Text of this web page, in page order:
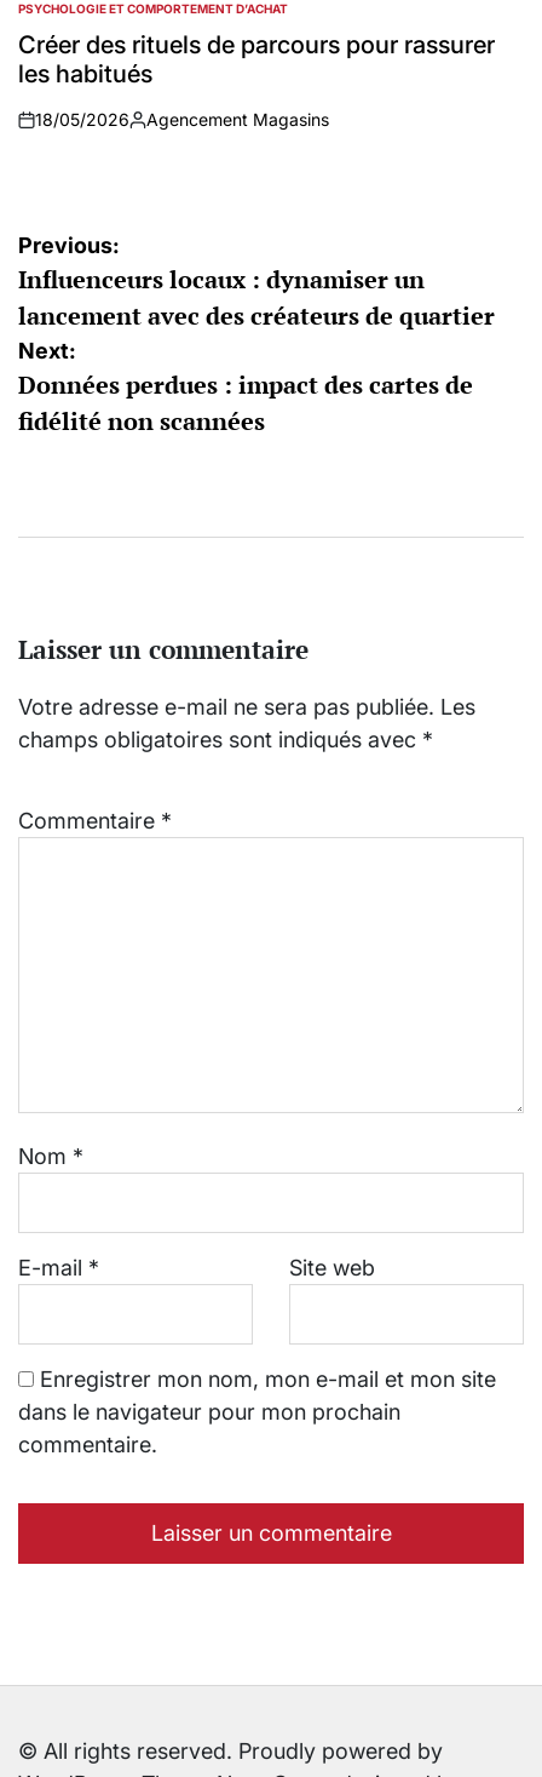
POSTED
IN
PSYCHOLOGIE ET COMPORTEMENT D’ACHAT
Créer des rituels de parcours pour rassurer
les habitués
on
18/05/2026
Auteur
Agencement Magasins
Navigation
de
l’article
Previous:
Influenceurs locaux : dynamiser un
lancement avec des créateurs de quartier
Next:
Données perdues : impact des cartes de
fidélité non scannées
Laisser un commentaire
Votre adresse e-mail ne sera pas publiée. Les
champs obligatoires sont indiqués avec *
Commentaire *
Nom *
E-mail * Site web
Enregistrer mon nom, mon e-mail et mon site
dans le navigateur pour mon prochain
commentaire.
© All rights reserved. Proudly powered by